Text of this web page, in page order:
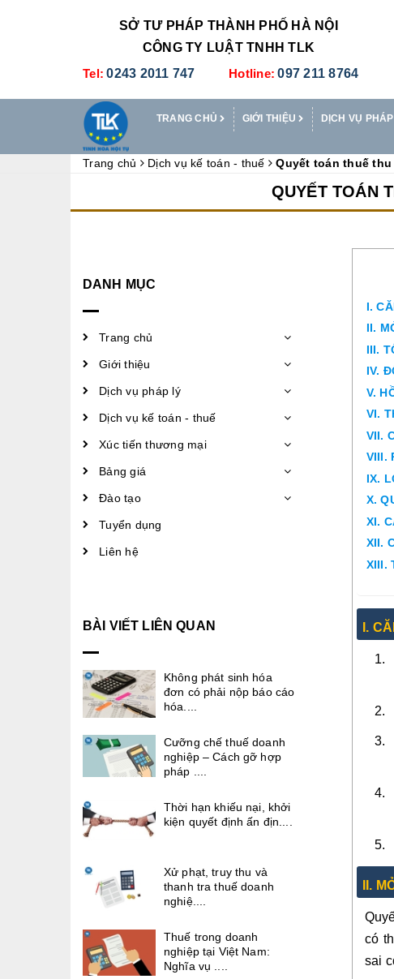
SỞ TƯ PHÁP THÀNH PHỐ HÀ NỘI
CÔNG TY LUẬT TNHH TLK
Tel: 0243 2011 747 Hotline: 097 211 8764
TRANG CHỦ GIỚI THIỆU DỊCH VỤ
Trang chủ Dịch vụ kế toán - thuế Quyết toán thuế
QUYẾT TOÁN
I.
II.
III.
IV.
V.
VI.
VII.
VIII.
IX.
X.
XI.
XII.
XIII.
I.
II.
có
sai
DANH MỤC
Trang chủ
Giới thiệu
Dịch vụ pháp lý
Dịch vụ kế toán - thuế
Xúc tiến thương mại
Bảng giá
Đào tạo
Tuyển dụng
Liên hệ
BÀI VIẾT LIÊN QUAN
Không phát sinh hóa
đơn có phải nộp báo cáo
hóa....
Cưỡng chế thuế doanh
nghiệp – Cách gỡ hợp
pháp ....
Thời hạn khiếu nại, khởi
kiện quyết định ấn địn....
Xử phạt, truy thu và
thanh tra thuế doanh
nghiệ....
Thuế trong doanh
nghiệp tại Việt Nam:
Nghĩa vụ ....